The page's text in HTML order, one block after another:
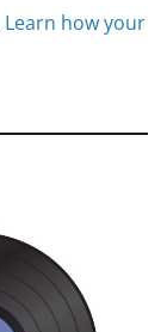
Learn how your